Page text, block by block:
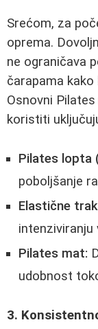
Srećom, za
oprema.
ne ograničava
čarapama
Osnovni
koristiti
Pilates lopta
poboljšanje
Elastične
intenziviranju
Pilates mat:
udobnost
3.